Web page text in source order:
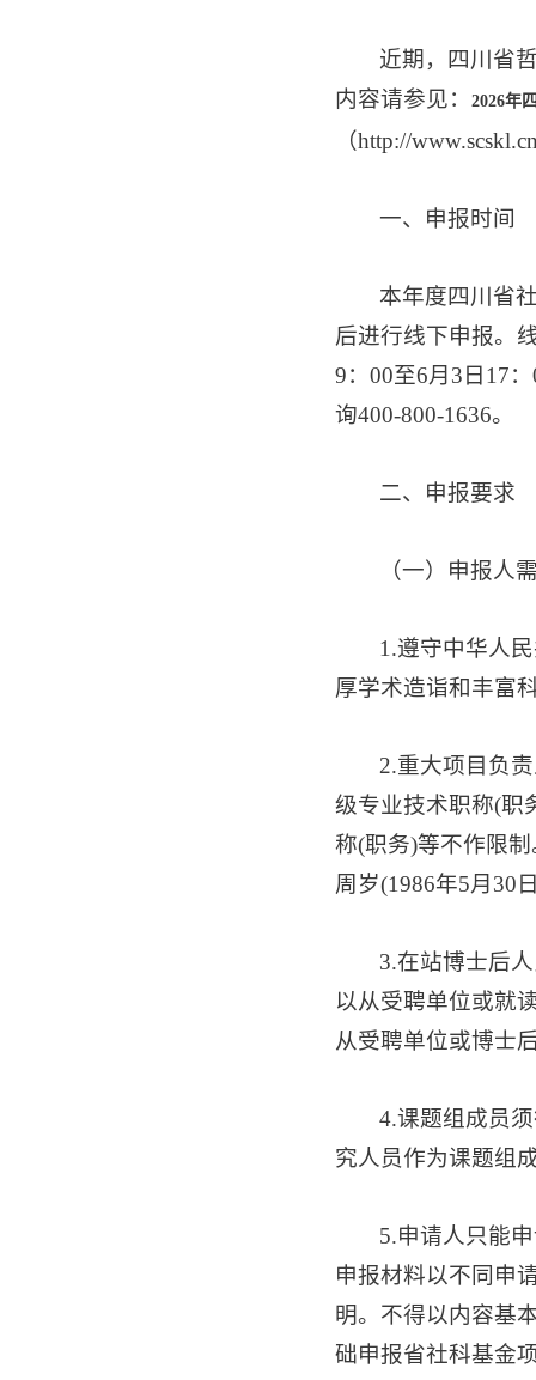
近期，四川省
内容请参见：
2026年
（http://
一、申报时间
本年度四川省
后进行线下申报。
9：00至6月3日17
询400-800-1636。
二、申报要求
（一）申报人
1.遵守中华人
厚学术造诣和丰富
2.重大项目负
级专业技术职称(职
称(职务)等不作限
周岁(1986年5月30
3.在站博士后
以从受聘单位或就
从受聘单位或博士
4.课题组成员
究人员作为课题组
5.申请人只能
申报材料以不同申
明。不得以内容基
础申报省社科基金